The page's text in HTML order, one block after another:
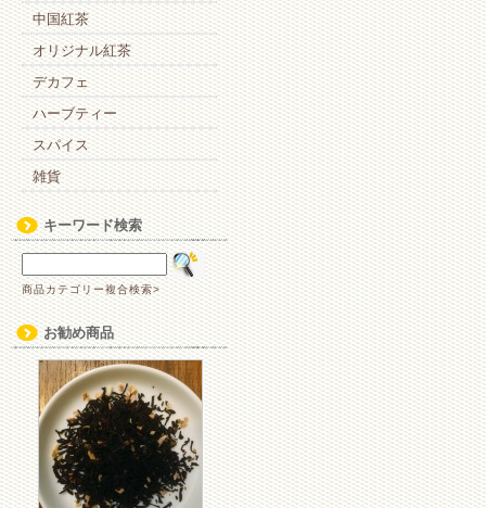
中国紅茶
オリジナル紅茶
デカフェ
ハーブティー
スパイス
雑貨
キーワード検索
商品カテゴリー複合検索>
お勧め商品